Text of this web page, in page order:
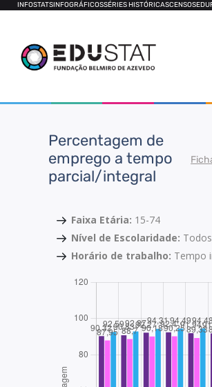
INFOSTATSINFOGRÁFICOSSÉRIES HISTÓRICASCENSOS
Percentagem de
emprego a tempo
parcial/integral
Faixa Etária: 15-74
Nível de Escolaridade:
Horário de trabalho: Tempo